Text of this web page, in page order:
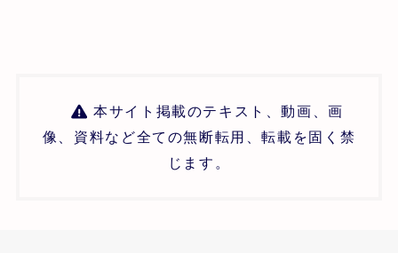
本サイト掲載のテキスト、動画、画
像、資料など全ての無断転用、転載を固く禁
じます。